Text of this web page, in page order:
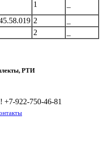
1
2
2
РТИ
+7-922-750-46-81